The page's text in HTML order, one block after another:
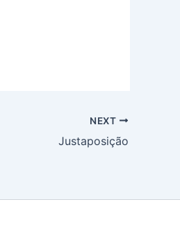
NEXT
Justaposição